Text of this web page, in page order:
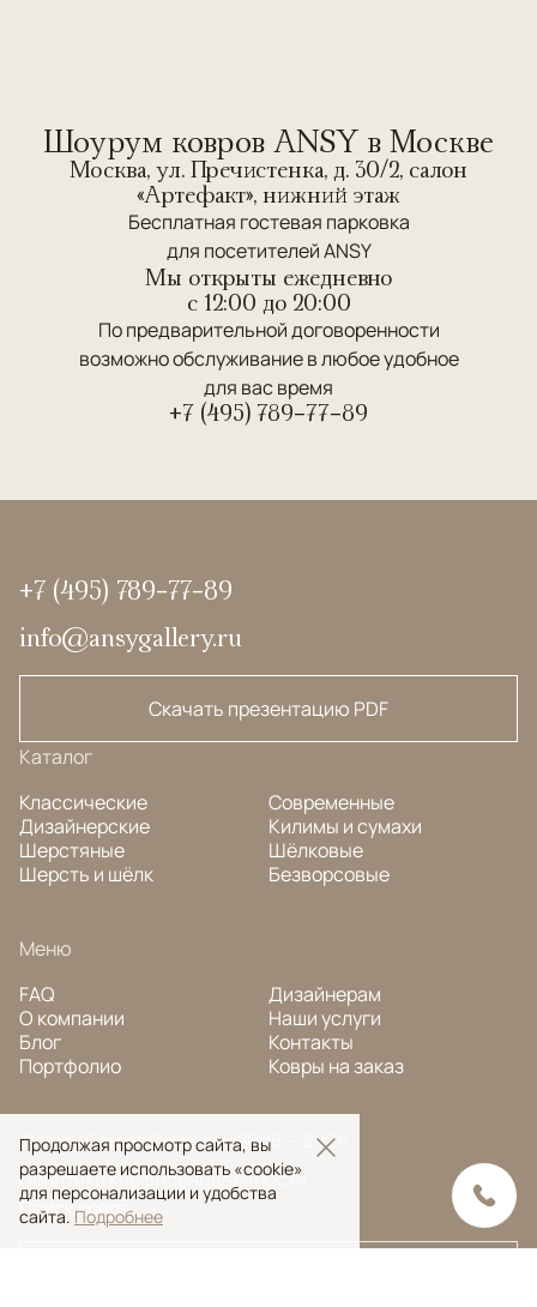
Шоурум ковров ANSY в Москве
Москва, ул. Пречистенка, д. 30/2, салон
«Артефакт», нижний этаж
Бесплатная гостевая парковка
для посетителей ANSY
Мы открыты ежедневно
c 12:00 до 20:00
По предварительной договоренности
возможно обслуживание в любое удобное
для вас время
+7 (495) 789-77-89
+7 (495) 789-77-89
info@ansygallery.ru
Скачать презентацию PDF
Каталог
Классические
Дизайнерские
Шерстяные
Шерсть и шёлк
Современные
Килимы и сумахи
Шёлковые
Безворсовые
Меню
FAQ
О компании
Блог
Портфолио
Дизайнерам
Наши услуги
Контакты
Ковры на заказ
© Ansy Carpet Company 2005 — 2026
Политика конфиденциальности
Поиск ковра
Продолжая просмотр сайта, вы
разрешаете использовать «cookie»
для персонализации и удобства
сайта. Подробнее